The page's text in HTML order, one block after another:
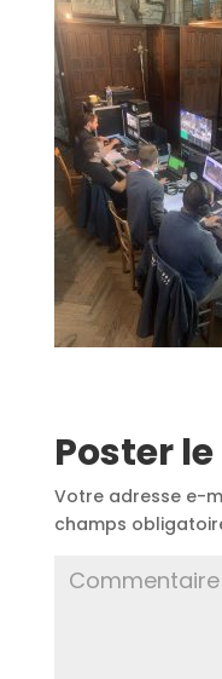
Poster
Votre adresse e-
champs